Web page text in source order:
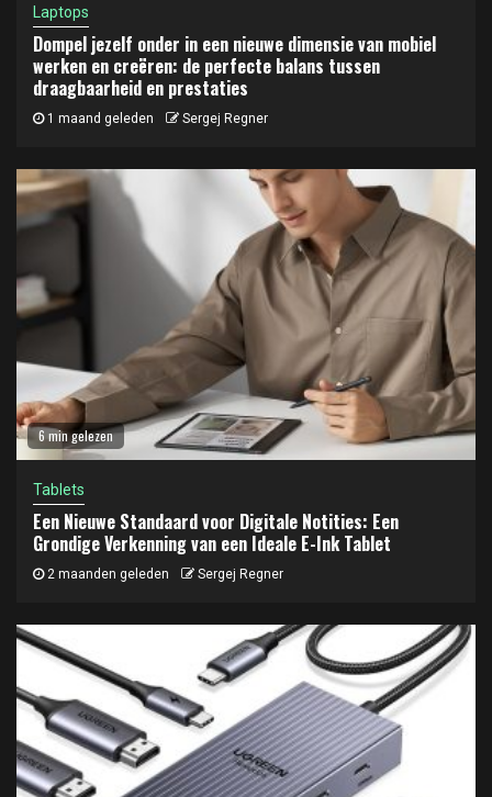
Laptops
Dompel jezelf onder in een nieuwe dimensie van mobiel
werken en creëren: de perfecte balans tussen
draagbaarheid en prestaties
1 maand geleden Sergej Regner
6 min gelezen
Tablets
Een Nieuwe Standaard voor Digitale Notities: Een
Grondige Verkenning van een Ideale E-Ink Tablet
2 maanden geleden Sergej Regner